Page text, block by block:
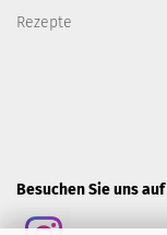
Rezepte
Besuchen Sie uns auf